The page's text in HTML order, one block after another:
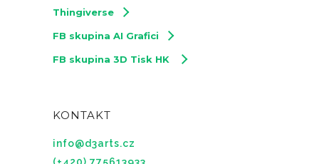
Thingiverse
FB skupina AI Grafici
FB skupina 3D Tisk HK
KONTAKT
info@d3arts.cz